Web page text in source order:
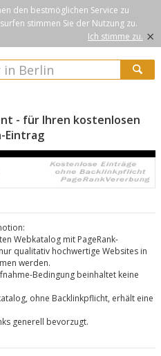
den bestmöglichen Service zu
stimmen Sie der Nutzung zu.
Ich stimme zu. ×
- für Ihren kostenlosen
Eintrag
Webkatalog mit PageRank-
qualitativ hochwertige Websites in
werden.
Bedingung beinhaltet keine
ohne Backlinkpflicht, erhält eine
generell bevorzugt.